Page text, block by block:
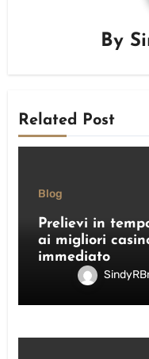
By
Related Post
Blog
Prelievi in
ai migliori
immediato